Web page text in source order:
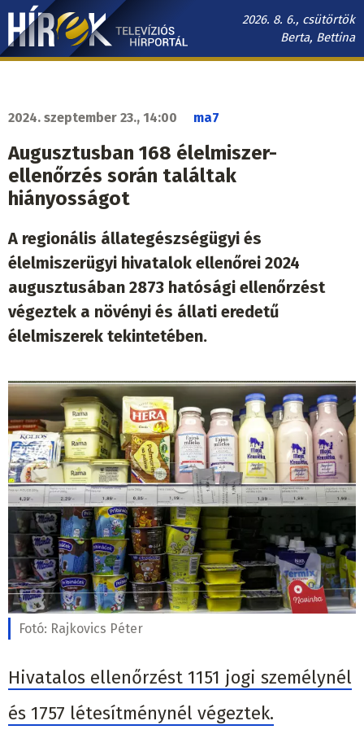
Ugrás
tartalomra
2026. 8. 6., csütörtök
Berta, Bettina
Hírek.sk
2024. szeptember 23., 14:00 ma7
Augusztusban 168 élelmiszer-
ellenőrzés során találtak
hiányosságot
A regionális állategészségügyi és
élelmiszerügyi hivatalok ellenőrei 2024
augusztusában 2873 hatósági ellenőrzést
végeztek a növényi és állati eredetű
élelmiszerek tekintetében.
Fotó: Rajkovics Péter
Hivatalos ellenőrzést 1151 jogi személynél
és 1757 létesítménynél végeztek.